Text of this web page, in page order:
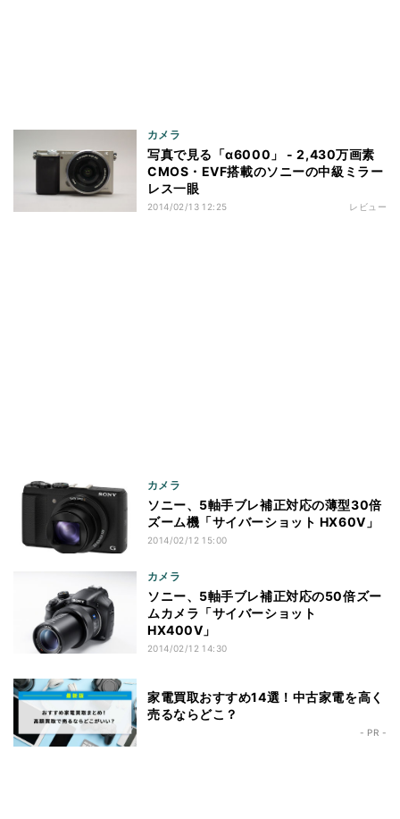
カメラ
写真で見る「α6000」 - 2,430万画素
CMOS・EVF搭載のソニーの中級ミラー
レス一眼
2014/02/13 12:25 レビュー
カメラ
ソニー、5軸手ブレ補正対応の薄型30倍
ズーム機「サイバーショット HX60V」
2014/02/12 15:00
カメラ
ソニー、5軸手ブレ補正対応の50倍ズー
ムカメラ「サイバーショット
HX400V」
2014/02/12 14:30
家電買取おすすめ14選！中古家電を高く
売るならどこ？
- PR -